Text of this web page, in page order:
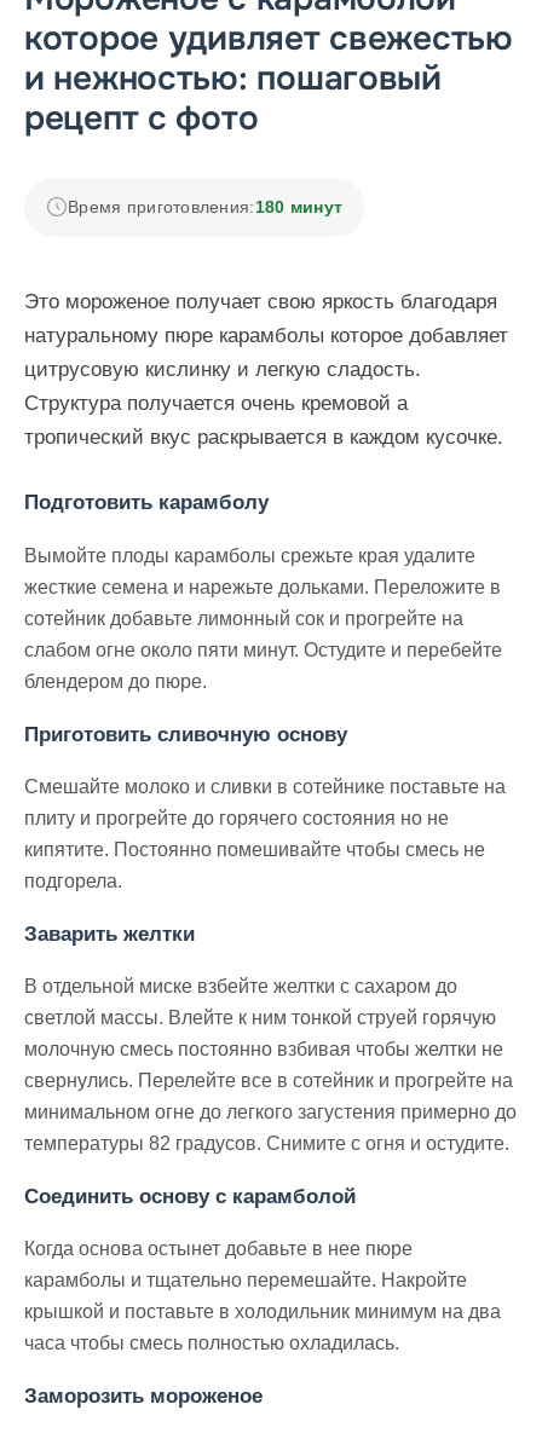
которое удивляет свежестью
и нежностью: пошаговый
рецепт с фото
Время приготовления:180 минут
Это мороженое получает свою яркость благодаря
натуральному пюре карамболы которое добавляет
цитрусовую кислинку и легкую сладость.
Структура получается очень кремовой а
тропический вкус раскрывается в каждом кусочке.
Подготовить карамболу
Вымойте плоды карамболы срежьте края удалите
жесткие семена и нарежьте дольками. Переложите в
сотейник добавьте лимонный сок и прогрейте на
слабом огне около пяти минут. Остудите и перебейте
блендером до пюре.
Приготовить сливочную основу
Смешайте молоко и сливки в сотейнике поставьте на
плиту и прогрейте до горячего состояния но не
кипятите. Постоянно помешивайте чтобы смесь не
подгорела.
Заварить желтки
В отдельной миске взбейте желтки с сахаром до
светлой массы. Влейте к ним тонкой струей горячую
молочную смесь постоянно взбивая чтобы желтки не
свернулись. Перелейте все в сотейник и прогрейте на
минимальном огне до легкого загустения примерно до
температуры 82 градусов. Снимите с огня и остудите.
Соединить основу с карамболой
Когда основа остынет добавьте в нее пюре
карамболы и тщательно перемешайте. Накройте
крышкой и поставьте в холодильник минимум на два
часа чтобы смесь полностью охладилась.
Заморозить мороженое